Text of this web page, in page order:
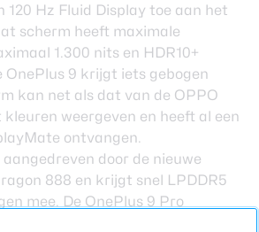
120 Hz Fluid Display toe aan het
scherm heeft maximale
1.300 nits en HDR10+
OnePlus 9 krijgt iets gebogen
kan net als dat van de OPPO
kleuren weergeven en heeft al een
ontvangen.
door de nieuwe
888 en krijgt snel LPDDR5
mee. De OnePlus 9 Pro